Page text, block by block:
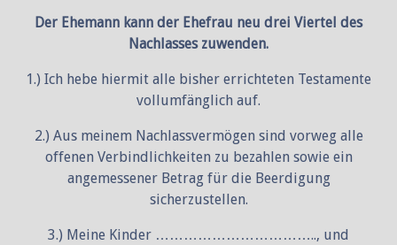
Der Ehemann kann der Ehefrau neu drei Viertel des
Nachlasses zuwenden.
1.) Ich hebe hiermit alle bisher errichteten Testamente
vollumfänglich auf.
2.) Aus meinem Nachlassvermögen sind vorweg alle
offenen Verbindlichkeiten zu bezahlen sowie ein
angemessener Betrag für die Beerdigung
sicherzustellen.
3.) Meine Kinder …………………………….., und